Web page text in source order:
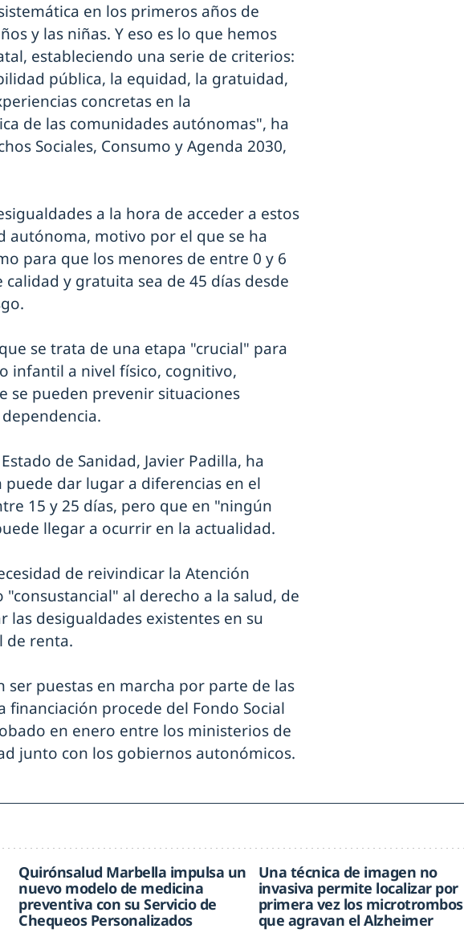
en los primeros años de
y las niñas. Y eso es lo que hemos
estableciendo una serie de criterios:
pública, la equidad, la gratuidad,
concretas en la
de las comunidades autónomas", ha
Sociales, Consumo y Agenda 2030,
a la hora de acceder a estos
autónoma, motivo por el que se ha
para que los menores de entre 0 y 6
y gratuita sea de 45 días desde
se trata de una etapa "crucial" para
infantil a nivel físico, cognitivo,
se pueden prevenir situaciones
de Sanidad, Javier Padilla, ha
dar lugar a diferencias en el
15 y 25 días, pero que en "ningún
llegar a ocurrir en la actualidad.
de reivindicar la Atención
al derecho a la salud, de
desigualdades existentes en su
de renta.
ser puestas en marcha por parte de las
financiación procede del Fondo Social
en enero entre los ministerios de
junto con los gobiernos autonómicos.
Quirónsalud Marbella impulsa un
nuevo modelo de medicina
preventiva con su Servicio de
Chequeos Personalizados
Una técnica de imagen no
invasiva permite localizar por
primera vez los microtrombos
que agravan el Alzheimer